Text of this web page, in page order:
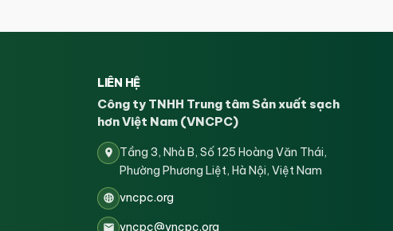
LIÊN HỆ
Công ty TNHH Trung tâm Sản xuất sạch
hơn Việt Nam (VNCPC)
Tầng 3, Nhà B, Số 125 Hoàng Văn Thái,
Phường Phương Liệt, Hà Nội, Việt Nam
vncpc.org
vncpc@vncpc.org